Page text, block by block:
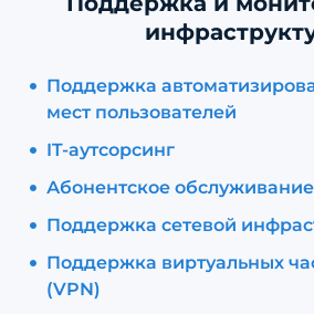
Поддержка
мест пользователей
IT-аутсорсинг
Абонентское
Поддержка сетевой
Поддержка виртуальных
(VPN)